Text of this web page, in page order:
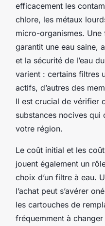
efficacement les
chlore, les métaux
micro-organismes.
garantit une eau saine,
et la sécurité de l’eau
varient : certains filtres
actifs, d’autres des
Il est crucial de vérifier
substances nocives qui
votre région.
Le coût initial et les
jouent également un
choix d’un filtre à eau.
l’achat peut s’avérer
les cartouches de
fréquemment à